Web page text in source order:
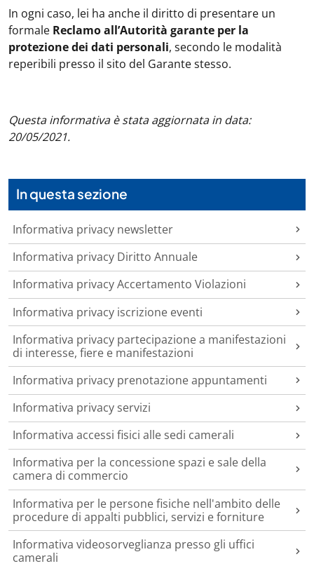
In ogni caso, lei ha anche il diritto di presentare un
formale Reclamo all’Autorità garante per la
protezione dei dati personali, secondo le modalità
reperibili presso il sito del Garante stesso.
Questa informativa è stata aggiornata in data:
20/05/2021.
In questa sezione
Informativa privacy newsletter
Informativa privacy Diritto Annuale
Informativa privacy Accertamento Violazioni
Informativa privacy iscrizione eventi
Informativa privacy partecipazione a manifestazioni
di interesse, fiere e manifestazioni
Informativa privacy prenotazione appuntamenti
Informativa privacy servizi
Informativa accessi fisici alle sedi camerali
Informativa per la concessione spazi e sale della
camera di commercio
Informativa per le persone fisiche nell'ambito delle
procedure di appalti pubblici, servizi e forniture
Informativa videosorveglianza presso gli uffici
camerali